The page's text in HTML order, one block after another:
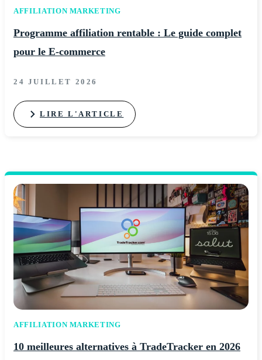
AFFILIATION MARKETING
Programme affiliation rentable : Le guide complet
pour le E-commerce
24 JUILLET 2026
LIRE L'ARTICLE
AFFILIATION MARKETING
10 meilleures alternatives à TradeTracker en 2026